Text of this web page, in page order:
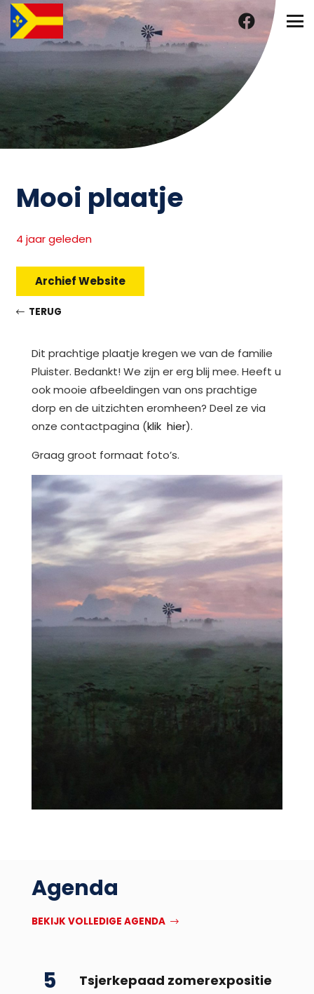
Mooi plaatje
4 jaar geleden
Archief Website
TERUG
Dit prachtige plaatje kregen we van de familie
Pluister. Bedankt! We zijn er erg blij mee. Heeft u
ook mooie afbeeldingen van ons prachtige
dorp en de uitzichten eromheen? Deel ze via
onze contactpagina (klik hier).
Graag groot formaat foto’s.
Agenda
BEKIJK VOLLEDIGE AGENDA
5 Tsjerkepaad zomerexpositie